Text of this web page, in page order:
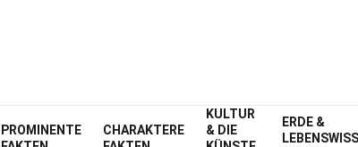
PROMINENTE
CHARAKTERE
KULTUR
& DIE
ERDE &
Home Prominente